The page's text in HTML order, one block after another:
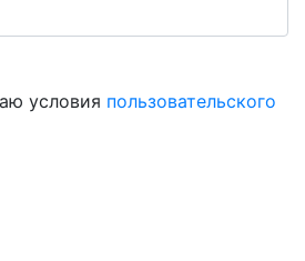
условия пользовательского